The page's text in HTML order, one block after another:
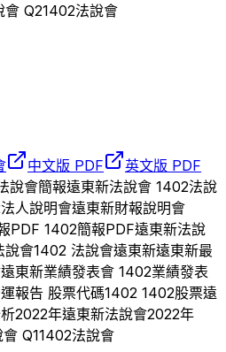
會 Q21402法說會
中文版 PDF
英文版 PDF
說會簡報遠東新法說會 1402法說
法人說明會遠東新財報說明會
PDF 1402簡報PDF遠東新法說
說會1402 法說會遠東新遠東新最
遠東新業績發表會 1402業績發表
報告 股票代碼1402 1402股票遠
2022年遠東新法說會2022年
Q11402法說會